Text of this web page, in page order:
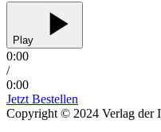
Play
0:00
/
0:00
Jetzt Bestellen
Copyright © 2024 Verlag der